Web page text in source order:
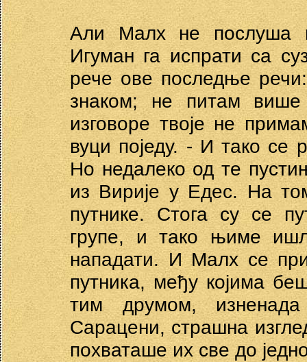
Али Малх не послуша
Игуман га испрати са
рече ове последње
знаком; не питам
изговоре твоје не
вуци поједу. - И тако се
Но недалеко од те
из Вирије у Едес. На
путнике. Стога су се
групе, и тако њиме
нападати. И Малх се
путника, међу којима
тим друмом,
Сарацени, страшна
похваташе их све до